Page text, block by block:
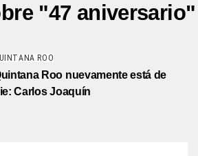
"47 aniversario"
ROO
Roo nuevamente está de
Carlos Joaquín